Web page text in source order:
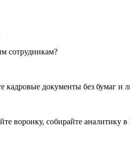
сотрудникам?
кадровые документы без бумаг и
воронку, собирайте аналитику в